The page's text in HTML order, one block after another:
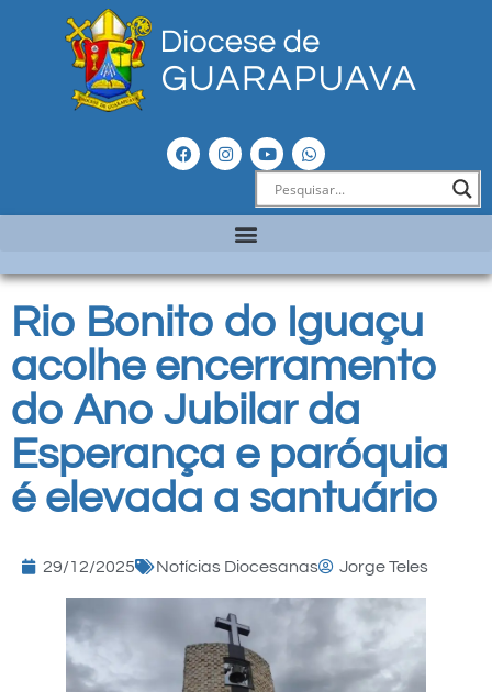
Rio Bonito do Iguaçu
acolhe encerramento
do Ano Jubilar da
Esperança e paróquia
é elevada a santuário
29/12/2025 Notícias Diocesanas Jorge Teles